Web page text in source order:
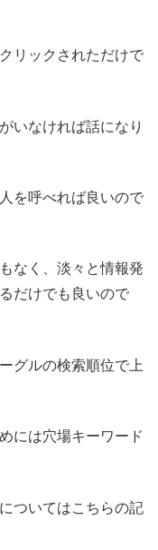
リックされただけで
いなければ話になり
を呼べれば良いので
なく、淡々と情報発
だけでも良いので
グルの検索順位で上
には穴場キーワード
ついてはこちらの記